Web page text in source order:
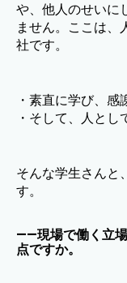
や、他人のせいに
ません。ここは、
社です。
・素直に学び、感
・そして、人と
そんな学生さんと
す。
——現場で働く立
点ですか。